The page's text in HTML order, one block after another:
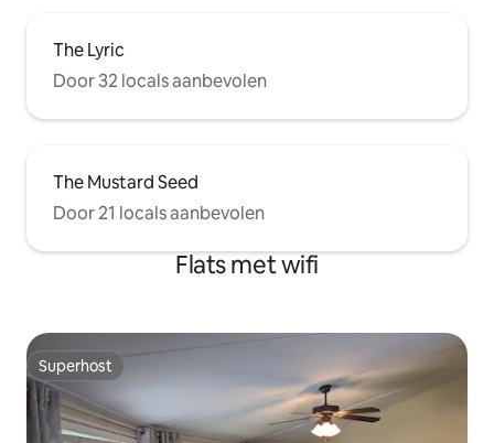
The Lyric
Door 32 locals aanbevolen
The Mustard Seed
Door 21 locals aanbevolen
Flats met wifi
Superhost
Superhost